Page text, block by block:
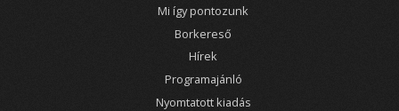
Mi így pontozunk
Borkereső
Hírek
Programajánló
Nyomtatott kiadás